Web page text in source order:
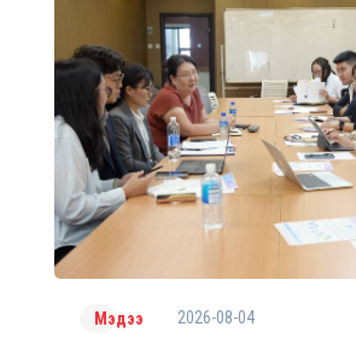
Мэдээ 2026-08-04